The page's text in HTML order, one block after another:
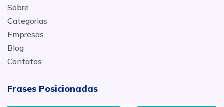
Sobre
Categorias
Empresas
Blog
Contatos
Frases Posicionadas